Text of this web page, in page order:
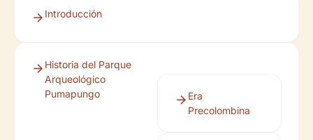
Introducción
Historia del Parque
Arqueológico
Pumapungo
Era
Precolombina